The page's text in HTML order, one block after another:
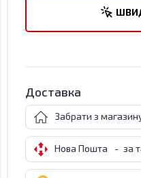
Доставка
Забрати з
Нова Пошта - за